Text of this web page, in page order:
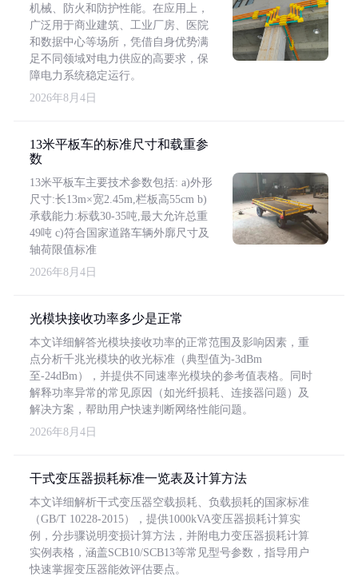
机械、防火和防护性能。在应用上，
广泛用于商业建筑、工业厂房、医院
和数据中心等场所，凭借自身优势满
足不同领域对电力供应的高要求，保
障电力系统稳定运行。
2026年8月4日
13米平板车的标准尺寸和载重参
数
13米平板车主要技术参数包括: a)外形
尺寸:长13m×宽2.45m,栏板高55cm b)
承载能力:标载30-35吨,最大允许总重
49吨 c)符合国家道路车辆外廓尺寸及
轴荷限值标准
2026年8月4日
光模块接收功率多少是正常
本文详细解答光模块接收功率的正常范围及影响因素，重
点分析千兆光模块的收光标准（典型值为-3dBm
至-24dBm），并提供不同速率光模块的参考值表格。同时
解释功率异常的常见原因（如光纤损耗、连接器问题）及
解决方案，帮助用户快速判断网络性能问题。
2026年8月4日
干式变压器损耗标准一览表及计算方法
本文详细解析干式变压器空载损耗、负载损耗的国家标准
（GB/T 10228-2015），提供1000kVA变压器损耗计算实
例，分步骤说明变损计算方法，并附电力变压器损耗计算
实例表格，涵盖SCB10/SCB13等常见型号参数，指导用户
快速掌握变压器能效评估要点。